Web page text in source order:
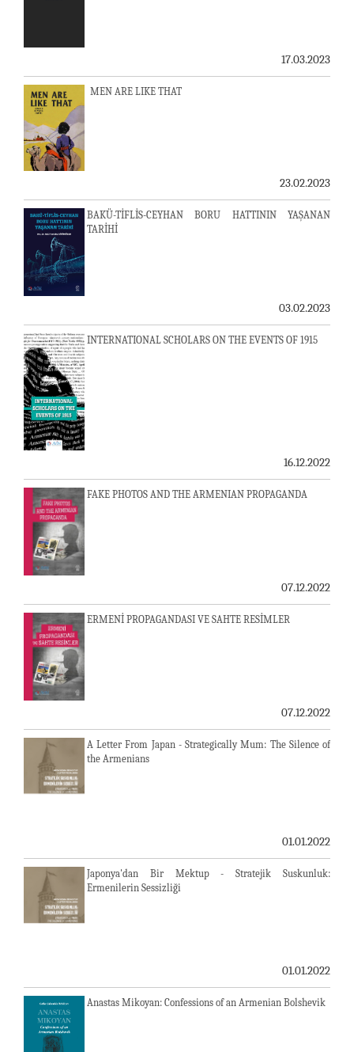
17.03.2023
MEN ARE LIKE THAT
23.02.2023
BAKÜ-TİFLİS-CEYHAN BORU HATTININ YAŞANAN
TARİHİ
03.02.2023
INTERNATIONAL SCHOLARS ON THE EVENTS OF 1915
16.12.2022
FAKE PHOTOS AND THE ARMENIAN PROPAGANDA
07.12.2022
ERMENİ PROPAGANDASI VE SAHTE RESİMLER
07.12.2022
A Letter From Japan - Strategically Mum: The Silence of
the Armenians
01.01.2022
Japonya'dan Bir Mektup - Stratejik Suskunluk:
Ermenilerin Sessizliği
01.01.2022
Anastas Mikoyan: Confessions of an Armenian Bolshevik